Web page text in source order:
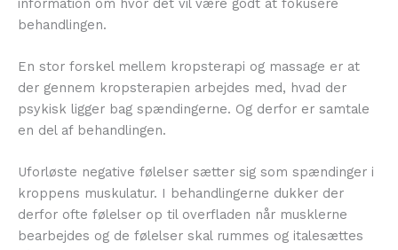
information om hvor det vil være godt at fokusere
behandlingen.
En stor forskel mellem kropsterapi og massage er at
der gennem kropsterapien arbejdes med, hvad der
psykisk ligger bag spændingerne. Og derfor er samtale
en del af behandlingen.
Uforløste negative følelser sætter sig som spændinger i
kroppens muskulatur. I behandlingerne dukker der
derfor ofte følelser op til overfladen når musklerne
bearbejdes og de følelser skal rummes og italesættes